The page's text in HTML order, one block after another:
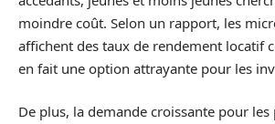
moindre coût. Selon un rapport, les
affichent des taux de rendement locatif
en fait une option attrayante pour les
De plus, la demande croissante pour les